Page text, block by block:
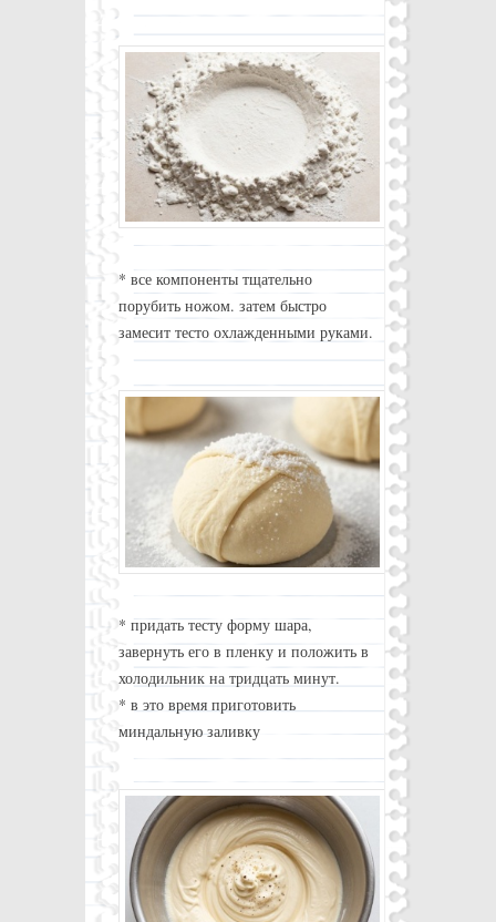
* все компоненты тщательно
порубить ножом. затем быстро
замесит тесто охлажденными руками.
* придать тесту форму шара,
завернуть его в пленку и положить в
холодильник на тридцать минут.
* в это время приготовить
миндальную заливку